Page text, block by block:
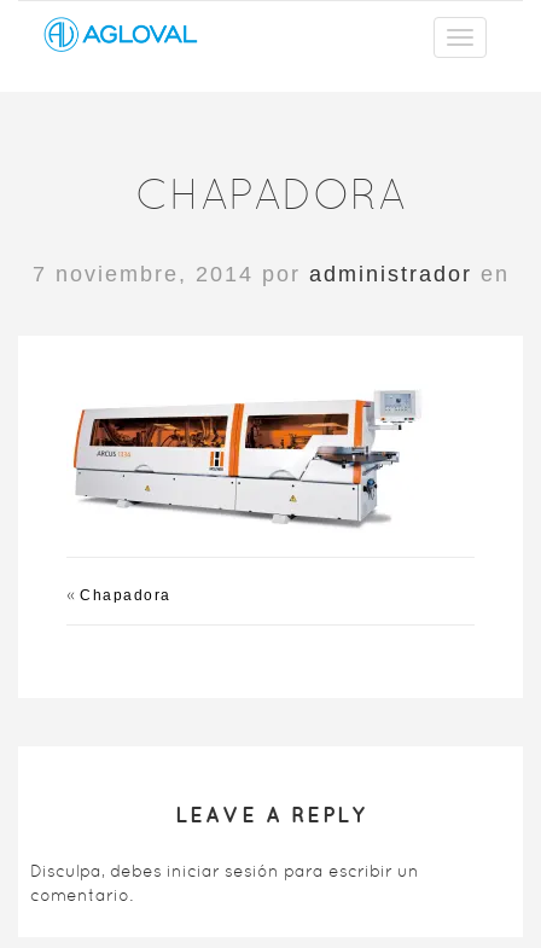
CHAPADORA
7 noviembre, 2014 por administrador en
« Chapadora
LEAVE A REPLY
Disculpa, debes iniciar sesión para escribir un
comentario.